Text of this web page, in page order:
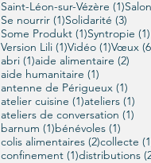
Saint-Léon-sur-Vézère (1)1
Se nourrir (1)1 post
Solidarité (3)
Some Produkt (1)1 post
Syntropie (1)
Version Lili (1)1 post
Vidéo (1)1 post
Vœux
abri (1)1 post
aide alimentaire (2)
aide humanitaire (1)
antenne de Périgueux (1)
atelier cuisine (1)1 post
ateliers (1)
ateliers de conversation (1)
barnum (1)1 post
bénévoles (1)
colis alimentaires (2)2 posts
collecte
confinement (1)1 post
distributions